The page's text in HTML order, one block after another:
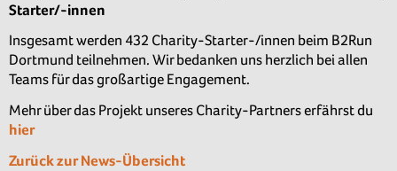
Starter/-innen
Insgesamt werden 432 Charity-Starter-/innen beim B2Run
Dortmund teilnehmen. Wir bedanken uns herzlich bei allen
Teams für das großartige Engagement.
Mehr über das Projekt unseres Charity-Partners erfährst du
hier
Zurück zur News-Übersicht